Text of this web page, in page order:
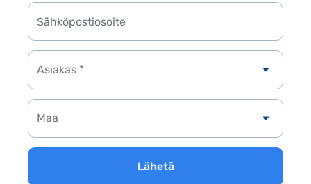
Asiakas *
Lähetä